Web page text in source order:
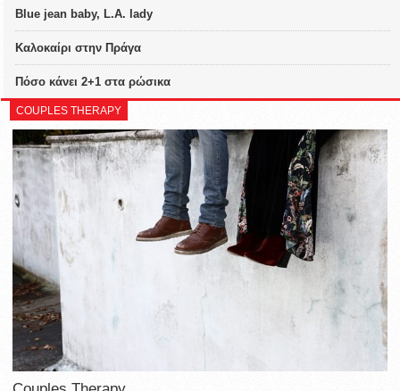
Blue jean baby, L.A. lady
Καλοκαίρι στην Πράγα
Πόσο κάνει 2+1 στα ρώσικα
COUPLES THERAPY